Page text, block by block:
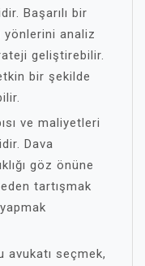
Başarılı bir
yönlerini analiz
geliştirebilir.
bir şekilde
ve maliyetleri
Dava
göz önüne
tartışmak
avukatı seçmek,